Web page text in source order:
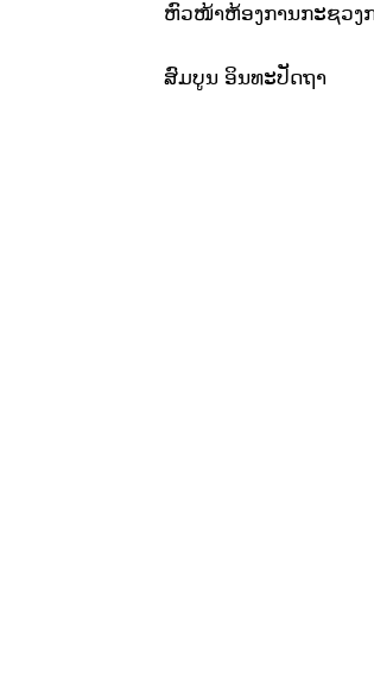
ຫົວໜ້າຫ້ອງການກະຊວງກ
ສົມບູນ ອິນທະປັດຖາ